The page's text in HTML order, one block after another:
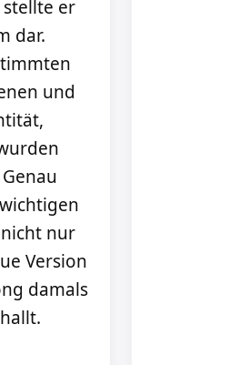
stellte er
dar.
und
nur
Version
damals